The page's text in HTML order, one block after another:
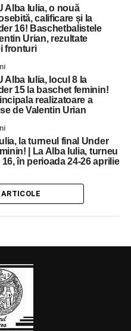
Alba Iulia, o nouă
calificare și la
16! Baschetbalistele
Urian, rezultate
fronturi
Alba Iulia, locul 8 la
15 la baschet feminin!
realizatoare a
de Valentin Urian
la turneul final Under
| La Alba Iulia, turneu
în perioada 24-26 aprilie